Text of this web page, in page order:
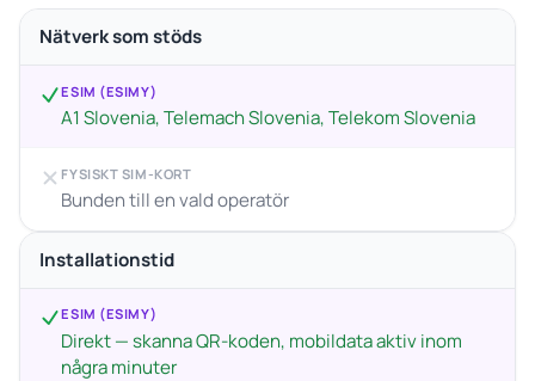
Nätverk som stöds
ESIM (ESIMY)
A1 Slovenia, Telemach Slovenia, Telekom Slovenia
FYSISKT SIM-KORT
Bunden till en vald operatör
Installationstid
ESIM (ESIMY)
Direkt — skanna QR-koden, mobildata aktiv inom
några minuter